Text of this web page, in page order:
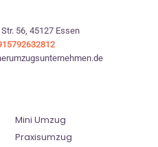
56, 45127 Essen
Mini Umzug
Praxisumzug